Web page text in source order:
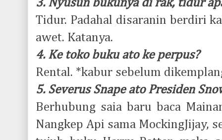
3. Nyusun bukunya di rak, tidur
Tidur. Padahal disaranin berdiri
awet. Katanya.
4. Ke toko buku ato ke perpus?
Rental. *kabur sebelum
5. Severus Snape ato Presiden
Berhubung saia baru baca
Nangkep Api sama MockingJijay,